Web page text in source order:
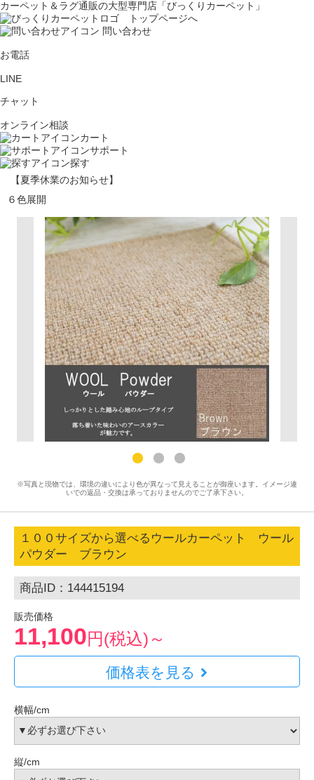
カーペット＆ラグ通販の大型専門店「びっくりカーペット」
問い合わせ
お電話
LINE
チャット
オンライン相談
カート
サポート
探す
【夏季休業のお知らせ】
６色展開
※写真と現物では、環境の違いにより色が異なって見えることが御座います。イメージ違
いでの返品・交換は承っておりませんのでご了承下さい。
１００サイズから選べるウールカーペット ウール
パウダー ブラウン
商品ID：144415194
販売価格
11,100円(税込)～
価格表を見る
横幅/cm
縦/cm